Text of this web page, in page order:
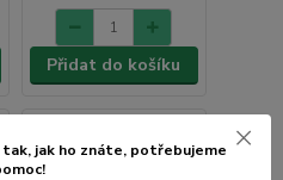
Přidat do košíku
jak ho znáte, potřebujeme